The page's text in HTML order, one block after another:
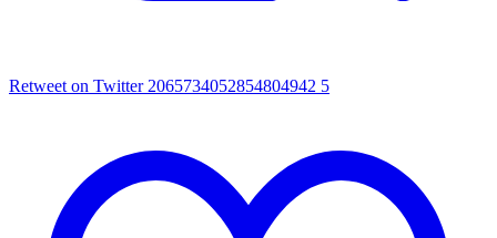
Retweet on Twitter 2065734052854804942 5